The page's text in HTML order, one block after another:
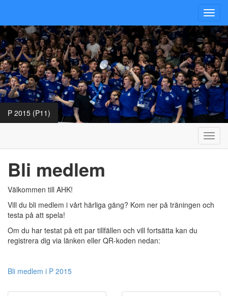
P 2015 (P11)
Bli medlem
Välkommen till AHK!
Vill du bli medlem i vårt härliga gäng? Kom ner på träningen och
testa på att spela!
Om du har testat på ett par tillfällen och vill fortsätta kan du
registrera dig via länken eller QR-koden nedan:
Bli medlem i P 2015